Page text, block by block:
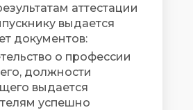
аттестации
выдается
документов:
о профессии
должности
выдается
успешно